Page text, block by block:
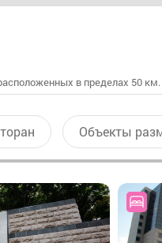
в пределах 50 км.
Объекты